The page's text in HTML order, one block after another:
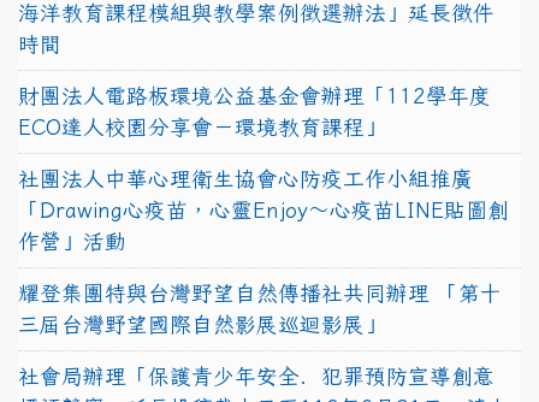
海洋教育課程模組與教學案例徵選辦法」延長徵件
時間
財團法人電路板環境公益基金會辦理「112學年度
ECO達人校園分享會－環境教育課程」
社團法人中華心理衛生協會心防疫工作小組推廣
「Drawing心疫苗，心靈Enjoy〜心疫苗LINE貼圖創
作營」活動
耀登集團特與台灣野望自然傳播社共同辦理 「第十
三屆台灣野望國際自然影展巡迴影展」
社會局辦理「保護青少年安全．犯罪預防宣導創意